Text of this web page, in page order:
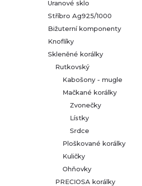
t
r
a
Uranové sklo
Stříbro Ag925/1000
Bižuterní komponenty
Knoflíky
Skleněné korálky
Rutkovský
Kabošony - mugle
Mačkané korálky
Zvonečky
Lístky
Srdce
Ploškované korálky
Kuličky
Ohňovky
PRECIOSA korálky